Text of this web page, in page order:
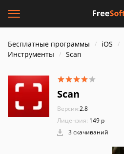
Бесплатные программы iOS
Инструменты
Scan
Scan
Версия:2.8
Лицензия: 149 р
3 скачиваний